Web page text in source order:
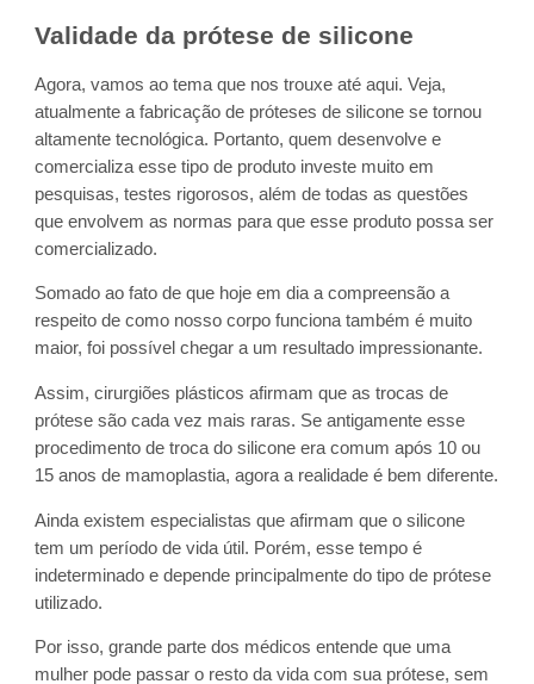
Validade da prótese de silicone
Agora, vamos ao tema que nos trouxe até aqui. Veja,
atualmente a fabricação de próteses de silicone se tornou
altamente tecnológica. Portanto, quem desenvolve e
comercializa esse tipo de produto investe muito em
pesquisas, testes rigorosos, além de todas as questões
que envolvem as normas para que esse produto possa ser
comercializado.
Somado ao fato de que hoje em dia a compreensão a
respeito de como nosso corpo funciona também é muito
maior, foi possível chegar a um resultado impressionante.
Assim, cirurgiões plásticos afirmam que as trocas de
prótese são cada vez mais raras. Se antigamente esse
procedimento de troca do silicone era comum após 10 ou
15 anos de mamoplastia, agora a realidade é bem diferente.
Ainda existem especialistas que afirmam que o silicone
tem um período de vida útil. Porém, esse tempo é
indeterminado e depende principalmente do tipo de prótese
utilizado.
Por isso, grande parte dos médicos entende que uma
mulher pode passar o resto da vida com sua prótese, sem